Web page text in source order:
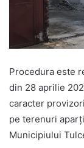
Procedura este
din 28 aprilie
caracter
pe terenuri
Municipiului